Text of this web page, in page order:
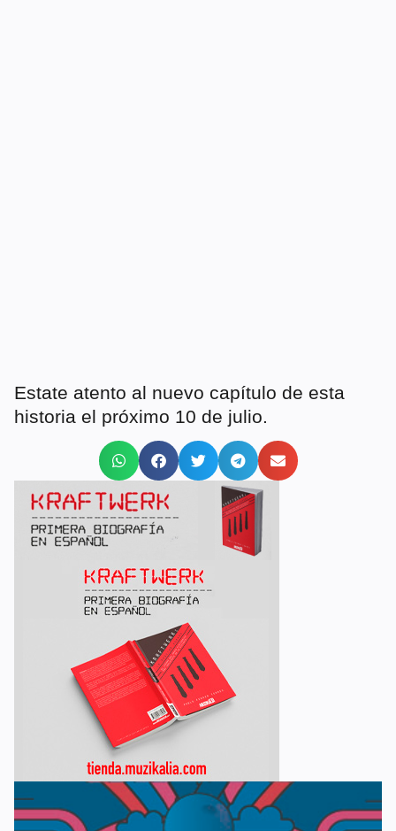
Estate atento al nuevo capítulo de esta
historia el próximo 10 de julio.